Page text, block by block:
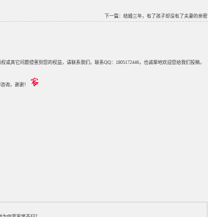
下一篇： 结婚三年，有了孩子却没有了夫妻的亲密
其它问题侵害到您的权益，请联系我们。联系QQ：1805172446，也诚挚地欢迎您给我们投稿，
询，谢谢！